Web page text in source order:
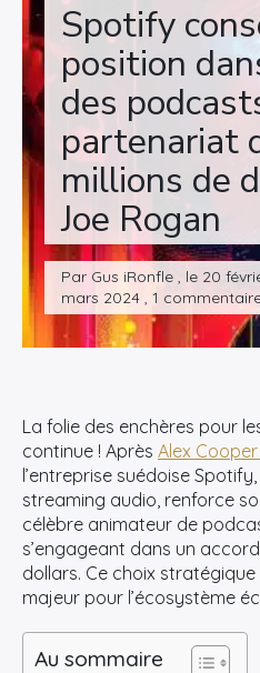
Spotify
position
des
partenariat
millions de
Joe Rogan
Par Gus iRonfle , le 20
mars 2024 , 1
La folie des enchères pour
continue ! Après Alex
l’entreprise suédoise
streaming audio, renforce
célèbre animateur de
s’engageant dans un
dollars. Ce choix
majeur pour l’écosystème
Au sommaire